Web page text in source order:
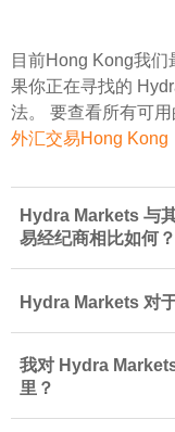
目前Hong Kong我们
果你正在寻找的
法。 要查看所有可
外汇交易Hong Kong
Hydra Markets 与
易经纪商相比如何？
Hydra Markets 对
我对 Hydra
里？